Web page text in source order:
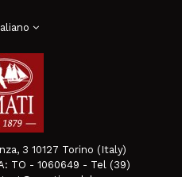
3 10127 Torino (Italy)
TO - 1060649 - Tel (39)